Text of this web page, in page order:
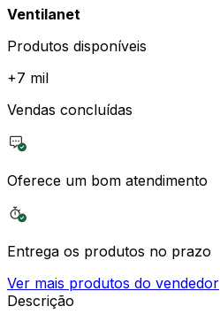
Ventilanet
Produtos disponíveis
+7 mil
Vendas concluídas
Oferece um bom atendimento
Entrega os produtos no prazo
Ver mais produtos do vendedor
Descrição